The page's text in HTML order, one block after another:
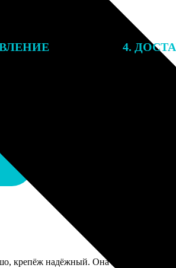
с трек-номером для
4.
Введите
заказа.
его в
крепёж надёжный. Она потом в сторис